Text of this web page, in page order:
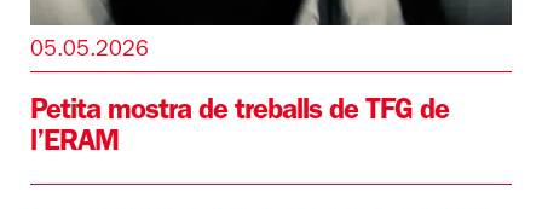
05.05.2026
Petita mostra de treballs de TFG de
l’ERAM